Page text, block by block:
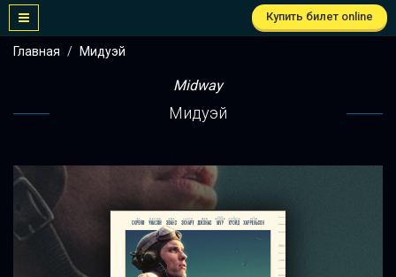
Купить билет online
Главная Мидуэй
Midway
Мидуэй